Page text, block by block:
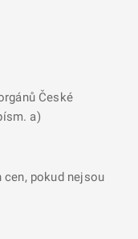
České
a)
pokud nejsou